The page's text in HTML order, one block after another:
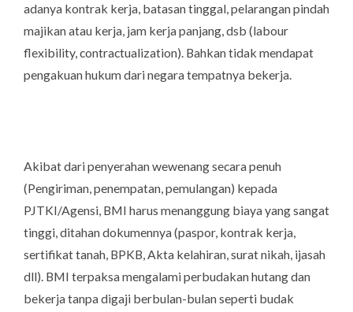
adanya kontrak kerja, batasan tinggal, pelarangan pindah
majikan atau kerja, jam kerja panjang, dsb (labour
flexibility, contractualization). Bahkan tidak mendapat
pengakuan hukum dari negara tempatnya bekerja.
Akibat dari penyerahan wewenang secara penuh
(Pengiriman, penempatan, pemulangan) kepada
PJTKI/Agensi, BMI harus menanggung biaya yang sangat
tinggi, ditahan dokumennya (paspor, kontrak kerja,
sertifikat tanah, BPKB, Akta kelahiran, surat nikah, ijasah
dll). BMI terpaksa mengalami perbudakan hutang dan
bekerja tanpa digaji berbulan-bulan seperti budak